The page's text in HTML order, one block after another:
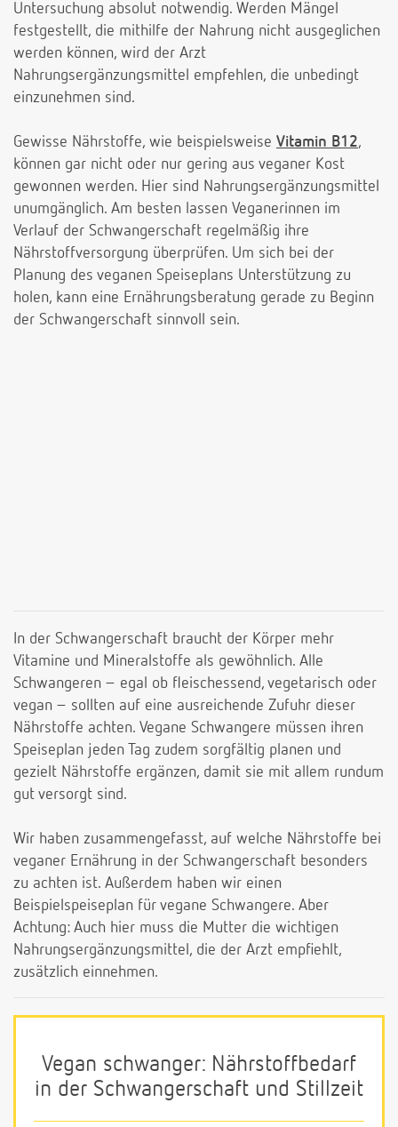
Untersuchung absolut notwendig. Werden Mängel
festgestellt, die mithilfe der Nahrung nicht ausgeglichen
werden können, wird der Arzt
Nahrungsergänzungsmittel empfehlen, die unbedingt
einzunehmen sind.
Gewisse Nährstoffe, wie beispielsweise Vitamin B12,
können gar nicht oder nur gering aus veganer Kost
gewonnen werden. Hier sind Nahrungsergänzungsmittel
unumgänglich. Am besten lassen Veganerinnen im
Verlauf der Schwangerschaft regelmäßig ihre
Nährstoffversorgung überprüfen. Um sich bei der
Planung des veganen Speiseplans Unterstützung zu
holen, kann eine Ernährungsberatung gerade zu Beginn
der Schwangerschaft sinnvoll sein.
In der Schwangerschaft braucht der Körper mehr
Vitamine und Mineralstoffe als gewöhnlich. Alle
Schwangeren – egal ob fleischessend, vegetarisch oder
vegan – sollten auf eine ausreichende Zufuhr dieser
Nährstoffe achten. Vegane Schwangere müssen ihren
Speiseplan jeden Tag zudem sorgfältig planen und
gezielt Nährstoffe ergänzen, damit sie mit allem rundum
gut versorgt sind.
Wir haben zusammengefasst, auf welche Nährstoffe bei
veganer Ernährung in der Schwangerschaft besonders
zu achten ist. Außerdem haben wir einen
Beispielspeiseplan für vegane Schwangere. Aber
Achtung: Auch hier muss die Mutter die wichtigen
Nahrungsergänzungsmittel, die der Arzt empfiehlt,
zusätzlich einnehmen.
Vegan schwanger: Nährstoffbedarf
in der Schwangerschaft und Stillzeit